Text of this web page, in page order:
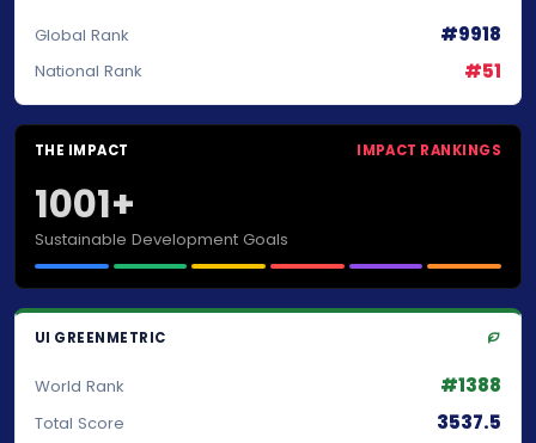
Global Rank #9918
National Rank #51
THE IMPACT IMPACT RANKINGS
1001+
Sustainable Development Goals
UI GREENMETRIC
World Rank #1388
Total Score 3537.5